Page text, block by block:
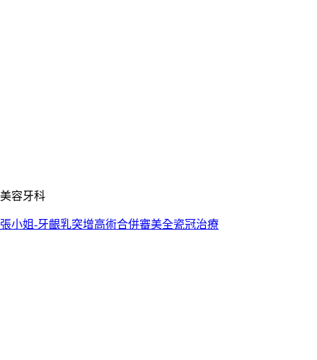
美容牙科
張小姐-牙齦乳突增高術合併審美全瓷冠治療